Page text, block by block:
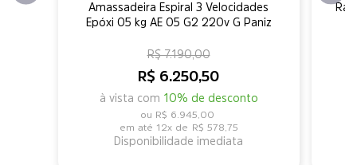
Amassadeira Espiral 3 Velocidades
Epóxi 05 kg AE 05 G2 220v G Paniz
R$ 6.250,50
à vista com 10% de desconto
R$ 7.190,00
R$ 6.945,00
12x de R$ 578,75
Disponibilidade imediata